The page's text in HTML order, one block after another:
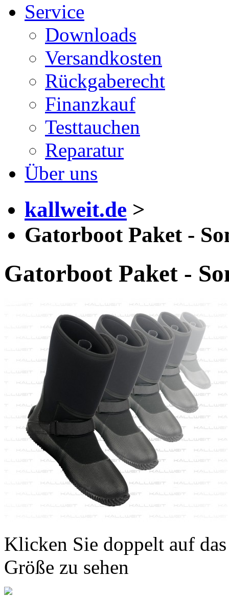
Service
Downloads
Versandkosten
Rückgaberecht
Finanzkauf
Testtauchen
Reparatur
Über uns
kallweit.de >
Gatorboot Paket -
Gatorboot Paket -
Klicken Sie doppelt auf
Größe zu sehen